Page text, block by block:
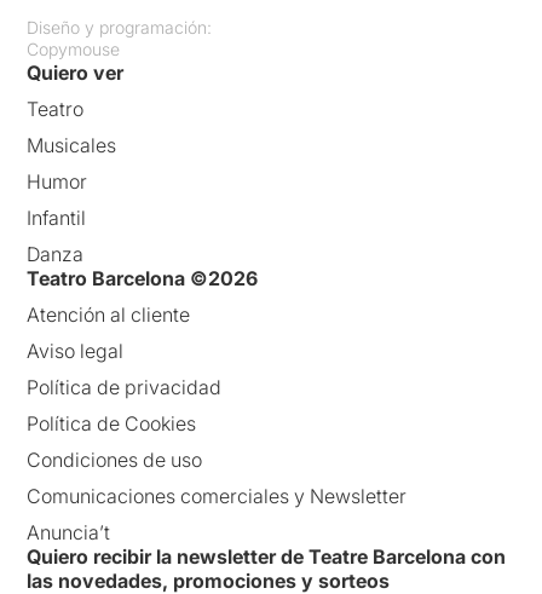
Diseño y programación:
Copymouse
Quiero ver
Teatro
Musicales
Humor
Infantil
Danza
Teatro Barcelona ©2026
Atención al cliente
Aviso legal
Política de privacidad
Política de Cookies
Condiciones de uso
Comunicaciones comerciales y Newsletter
Anuncia’t
Quiero recibir la newsletter de Teatre Barcelona con
las novedades, promociones y sorteos